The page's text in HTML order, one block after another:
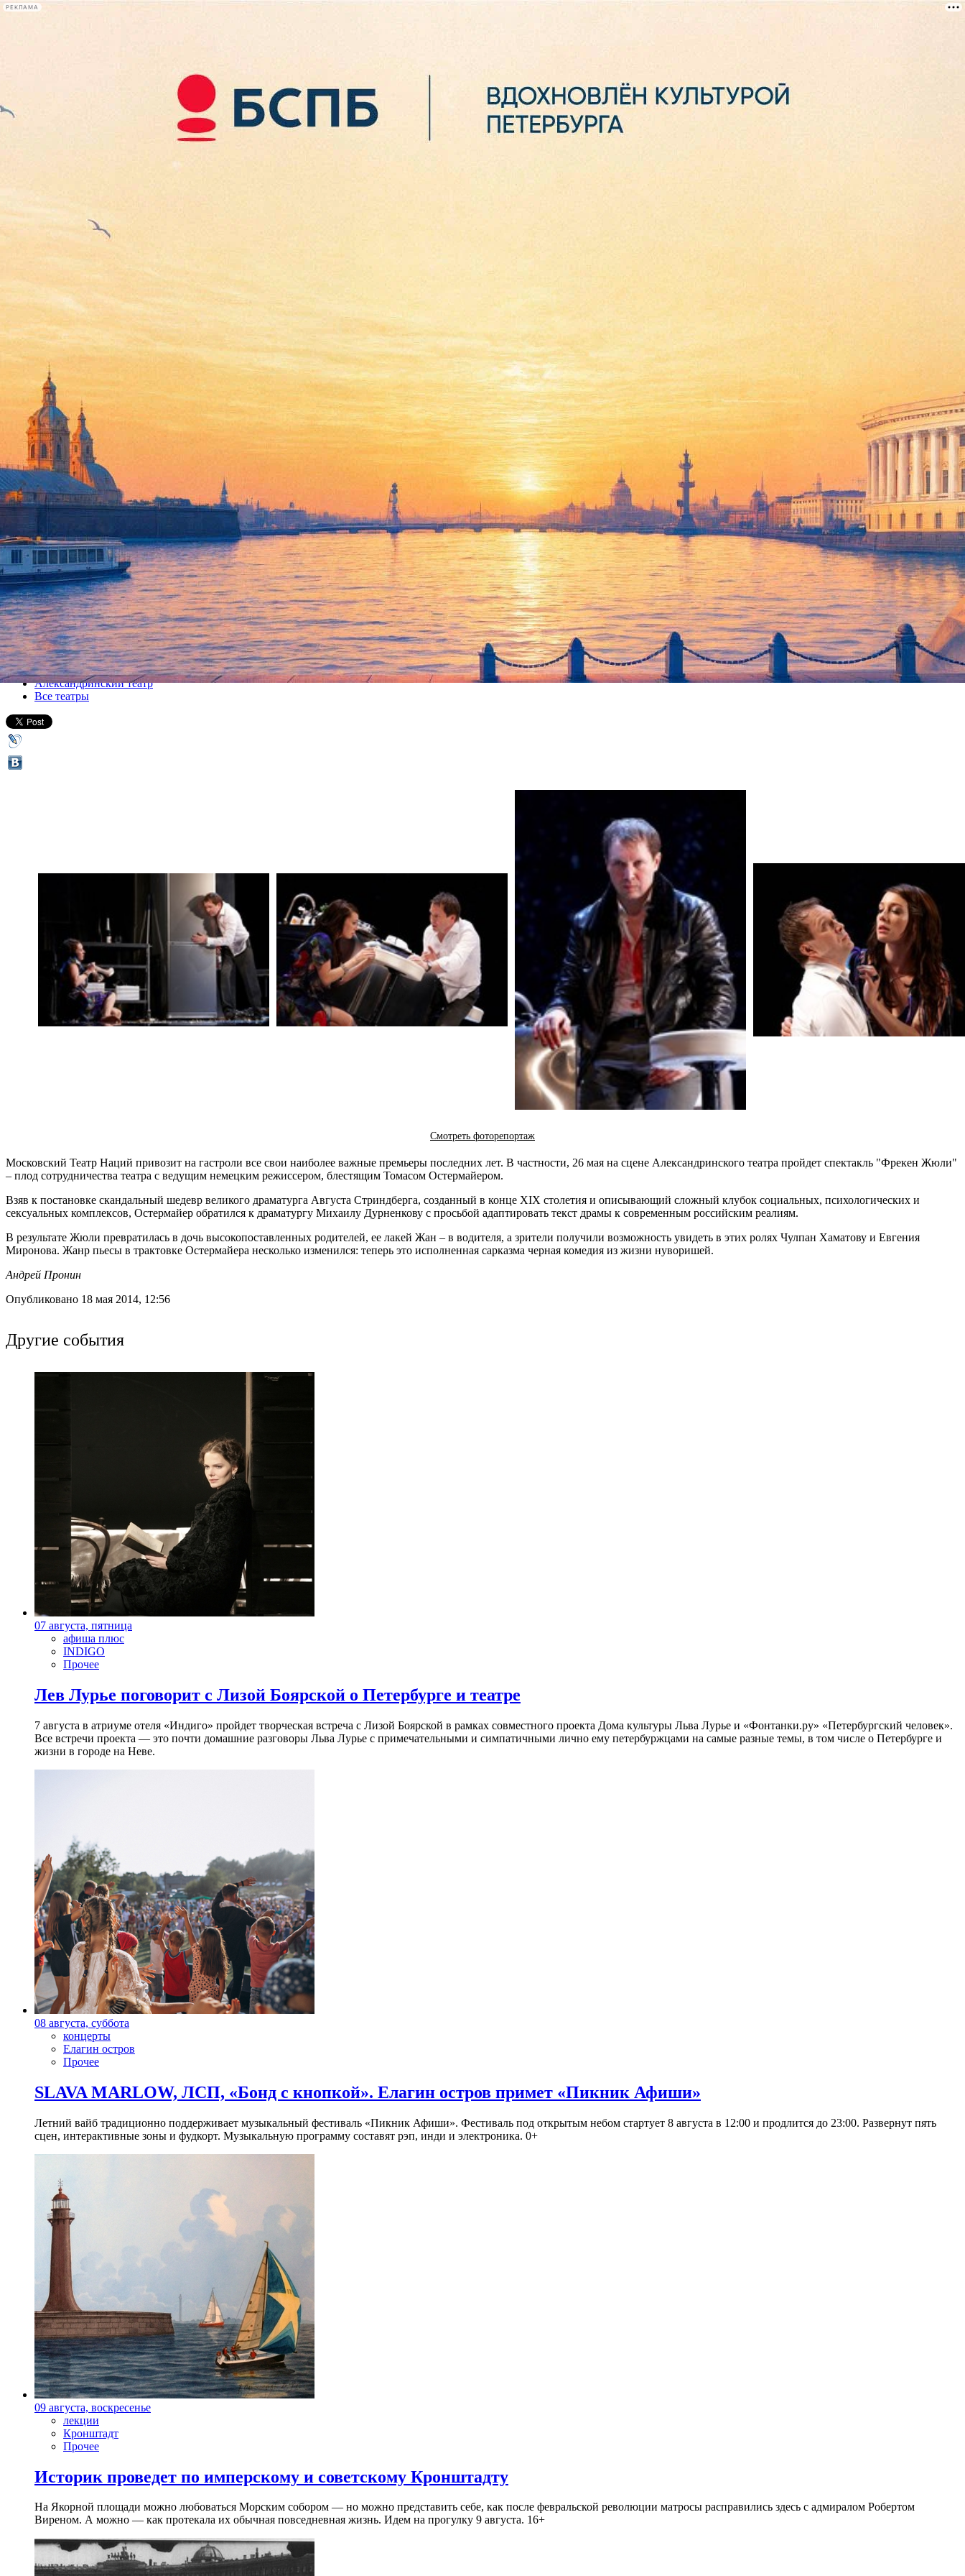
РЕКЛАМА
лекции
книги
Гастроли Театра Наций: "Фрекен Жюли" с Чулпан Хаматовой и Евгением Мироновым
26 мая 2014, понедельник,19.00
Версия для печати
Все спектакли
Александринский театр
Все театры
Смотреть фоторепортаж
Московский Театр Наций привозит на гастроли все свои наиболее важные премьеры последних лет. В частности, 26 мая на сцене Александринского театра пройдет спектакль "Фрекен Жюли"
– плод сотрудничества театра с ведущим немецким режиссером, блестящим Томасом Остермайером.
Взяв к постановке скандальный шедевр великого драматурга Августа Стриндберга, созданный в конце XIX столетия и описывающий сложный клубок социальных, психологических и
сексуальных комплексов, Остермайер обратился к драматургу Михаилу Дурненкову с просьбой адаптировать текст драмы к современным российским реалиям.
В результате Жюли превратилась в дочь высокопоставленных родителей, ее лакей Жан – в водителя, а зрители получили возможность увидеть в этих ролях Чулпан Хаматову и Евгения
Миронова. Жанр пьесы в трактовке Остермайера несколько изменился: теперь это исполненная сарказма черная комедия из жизни нуворишей.
Андрей Пронин
Опубликовано 18 мая 2014, 12:56
Другие события
07 августа, пятница
афиша плюс
INDIGO
Прочее
Лев Лурье поговорит с Лизой Боярской о Петербурге и театре
7 августа в атриуме отеля «Индиго» пройдет творческая встреча с Лизой Боярской в рамках совместного проекта Дома культуры Льва Лурье и «Фонтанки.ру» «Петербургский человек».
Все встречи проекта — это почти домашние разговоры Льва Лурье с примечательными и симпатичными лично ему петербуржцами на самые разные темы, в том числе о Петербурге и
жизни в городе на Неве.
08 августа, суббота
концерты
Елагин остров
Прочее
SLAVA MARLOW, ЛСП, «Бонд с кнопкой». Елагин остров примет «Пикник Афиши»
Летний вайб традиционно поддерживает музыкальный фестиваль «Пикник Афиши». Фестиваль под открытым небом стартует 8 августа в 12:00 и продлится до 23:00. Развернут пять
сцен, интерактивные зоны и фудкорт. Музыкальную программу составят рэп, инди и электроника. 0+
09 августа, воскресенье
лекции
Кронштадт
Прочее
Историк проведет по имперскому и советскому Кронштадту
На Якорной площади можно любоваться Морским собором — но можно представить себе, как после февральской революции матросы расправились здесь с адмиралом Робертом
Виреном. А можно — как протекала их обычная повседневная жизнь. Идем на прогулку 9 августа. 16+